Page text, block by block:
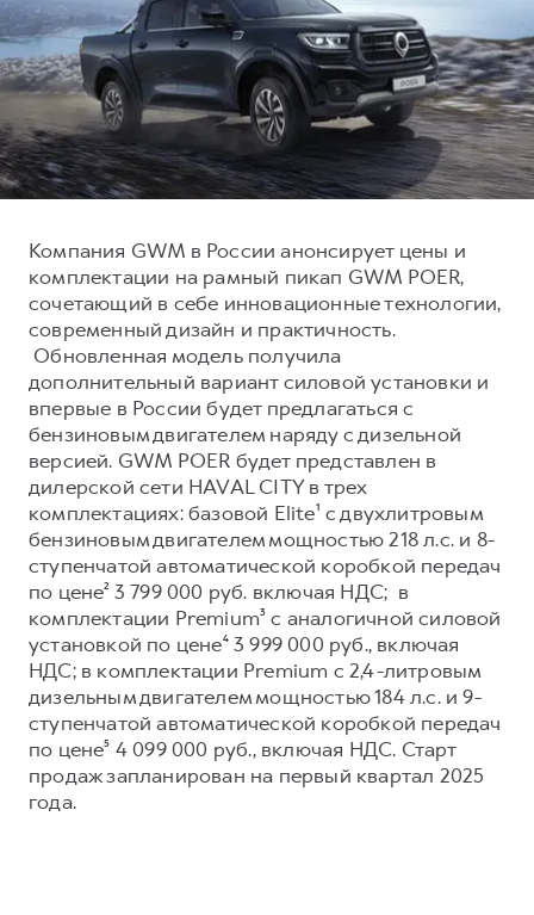
DARGO
от 3 199 000 ₽
DARGO X
от 3 499 000 ₽
F7
от 2 899 000 ₽
F7X
от 3 599 000 ₽
POER
от 3 449 000 ₽
Тест-драйв
Трейд-ин
КРЕДИТ И СТРАХОВАНИЕ
Кредитный калькулятор
Кредит
КОРПОРАТИВНЫМ КЛИЕНТАМ
Для малого бизнеса
Корпоративным клиентам
Крупным корпоративным клиентам
Система управления автопарком
Сервис для корпоративных клиентов
HAVAL Лизинг
АКСЕССУАРЫ HAVAL
Автомобильные аксессуары
Коллекция CITY
Коллекция Базовая
Коллекция Детская
СЕРВИСНОЕ ОБСЛУЖИВАНИЕ
Нулевое ТО
Программа «Помощь на дороге»
Регламенты технического обслуживания
Электронный ПТС
GWM Безопасность
Гарантия HAVAL
Мобильное приложение GWM
Программа «HAVAL Защита+»
Руководства по эксплуатации
Подписки
АКСЕССУАРЫ HAVAL
Автомобильные аксессуары
Коллекция CITY
Коллекция Базовая
Коллекция Детская
О дилере
Наша команда
Контакты
Компания GWM в России анонсирует цены и
комплектации на рамный пикап GWM POER,
сочетающий в себе инновационные технологии,
современный дизайн и практичность.
Обновленная модель получила
дополнительный вариант силовой установки и
впервые в России будет предлагаться с
бензиновым двигателем наряду с дизельной
версией. GWM POER будет представлен в
дилерской сети HAVAL CITY в трех
комплектациях: базовой Elite¹ с двухлитровым
бензиновым двигателем мощностью 218 л.с. и 8-
ступенчатой автоматической коробкой передач
по цене² 3 799 000 руб. включая НДС; в
комплектации Premium³ с аналогичной силовой
установкой по цене⁴ 3 999 000 руб., включая
НДС; в комплектации Premium с 2,4-литровым
дизельным двигателем мощностью 184 л.с. и 9-
ступенчатой автоматической коробкой передач
по цене⁵ 4 099 000 руб., включая НДС. Старт
продаж запланирован на первый квартал 2025
года.